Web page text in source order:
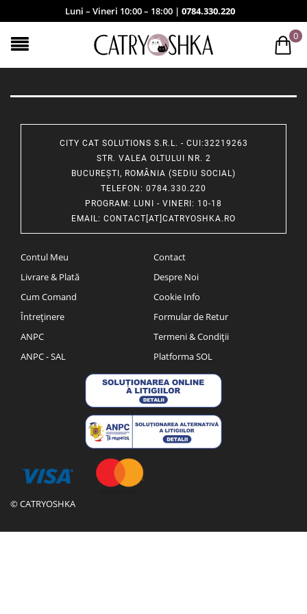
Luni – Vineri 10:00 – 18:00 | 0784.330.220
0
CITY CAT SOLUTIONS S.R.L. - CUI:32219263
STR. VALEA OLTULUI NR. 2
BUCUREȘTI, ROMÂNIA (SEDIU SOCIAL)
TELEFON : 0784.330.220
PROGRAM: LUNI - VINERI: 10-18
EMAIL: CONTACT[AT]CATRYOSHKA.RO
Contul Meu
Livrare & Plată
Cum Comand
Întreținere
ANPC
ANPC - SAL
Contact
Despre Noi
Cookie Info
Formular de Retur
Termeni & Condiții
Platforma SOL
© CATRYOSHKA